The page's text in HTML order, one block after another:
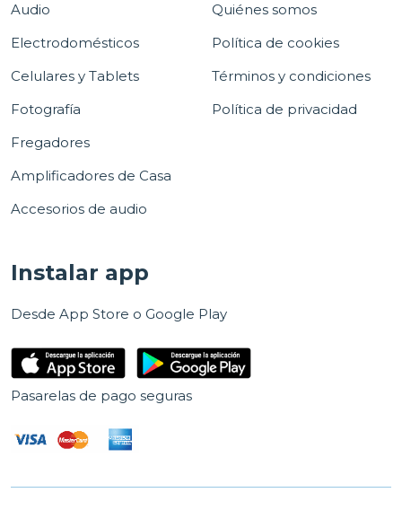
Audio
Electrodomésticos
Celulares y Tablets
Fotografía
Fregadores
Amplificadores de Casa
Accesorios de audio
Quiénes somos
Política de cookies
Términos y condiciones
Política de privacidad
Instalar app
Desde App Store o Google Play
Pasarelas de pago seguras